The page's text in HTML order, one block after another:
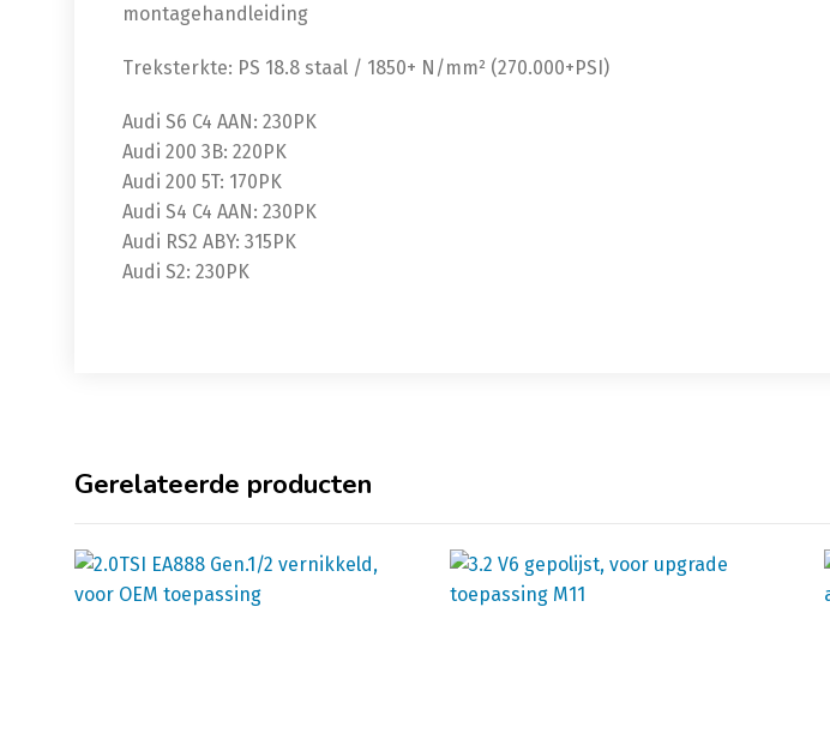
montagehandleiding
Treksterkte: PS 18.8 staal / 1850+ N/mm² (270.000+PSI)
Audi S6 C4 AAN: 230PK
Audi 200 3B: 220PK
Audi 200 5T: 170PK
Audi S4 C4 AAN: 230PK
Audi RS2 ABY: 315PK
Audi S2: 230PK
Gerelateerde producten